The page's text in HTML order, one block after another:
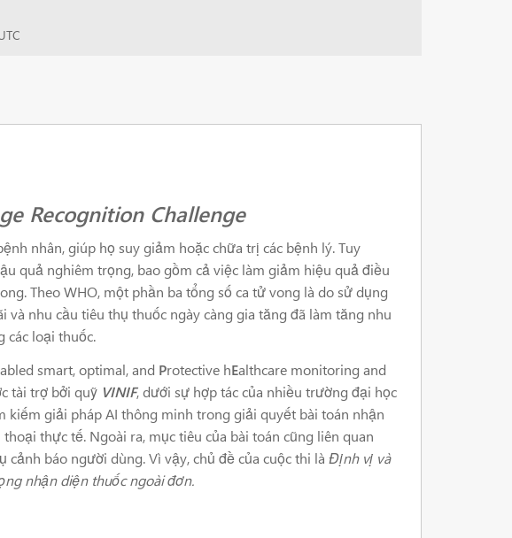
Recognition Challenge
nhân, giúp họ suy giảm hoặc chữa trị các bệnh lý. Tuy
quả nghiêm trọng, bao gồm cả việc làm giảm hiệu quả điều
Theo WHO, một phần ba tổng số ca tử vong là do sử dụng
nhu cầu tiêu thụ thuốc ngày càng gia tăng đã làm tăng nhu
các loại thuốc.
smart, optimal, and Protective hEalthcare monitoring and
tài trợ bởi quỹ VINIF, dưới sự hợp tác của nhiều trường đại học
giải pháp AI thông minh trong giải quyết bài toán nhận
thực tế. Ngoài ra, mục tiêu của bài toán cũng liên quan
báo người dùng. Vì vậy, chủ đề của cuộc thi là Định vị và
nhận diện thuốc ngoài đơn.